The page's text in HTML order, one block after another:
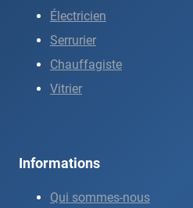
Électricien
Serrurier
Chauffagiste
Vitrier
Informations
Qui sommes-nous